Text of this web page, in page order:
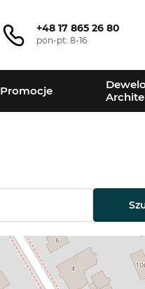
+48 17 865 26 80
pon-pt: 8-16
Promocje